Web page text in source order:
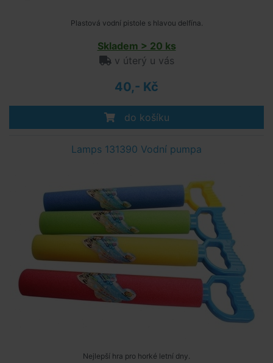
Plastová vodní pistole s hlavou delfína.
Skladem > 20 ks
v úterý u vás
40,- Kč
do košíku
Lamps 131390 Vodní pumpa
Nejlepší hra pro horké letní dny.